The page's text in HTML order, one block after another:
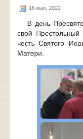
16 мая, 2022
В день
свой
честь Святого
Матери.